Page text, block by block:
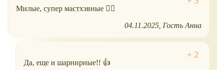
Милые, супер мастхэвные ❤️‍🔥
04.11.2025 Гость Анна
Да, еще и шарнирные!! 👍